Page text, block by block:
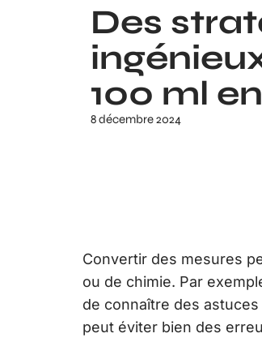
Des
100 ml
8 décembre 2024
Convertir des mesures
ou de chimie. Par
de connaître des
peut éviter bien des